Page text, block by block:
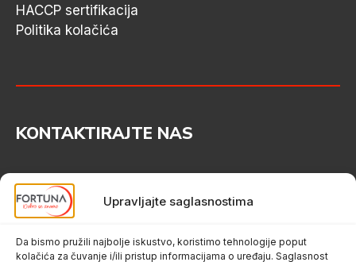
Upravljajte saglasnostima
Da bismo pružili najbolje iskustvo, koristimo tehnologije poput
kolačića za čuvanje i/ili pristup informacijama o uređaju. Saglasnost
HACCP sertifikacija
Politika kolačića
KONTAKTIRAJTE NAS
034 725 444
Kneza Mihaila bb, 34300 Aranđelovac